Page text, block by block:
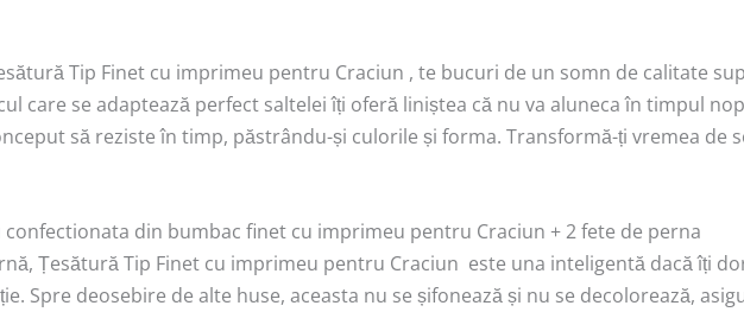
Tip Finet cu imprimeu pentru Craciun , te bucuri de un somn de calitate
care se adaptează perfect saltelei îți oferă liniștea că nu va aluneca în timpul
să reziste în timp, păstrându-și culorile și forma. Transformă-ți vremea de
din bumbac finet cu imprimeu pentru Craciun + 2 fete de perna
Țesătură Tip Finet cu imprimeu pentru Craciun este una inteligentă dacă îți
Spre deosebire de alte huse, aceasta nu se șifonează și nu se decolorează,